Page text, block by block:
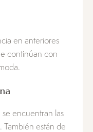
en anteriores
continúan con
encuentran las
También están de